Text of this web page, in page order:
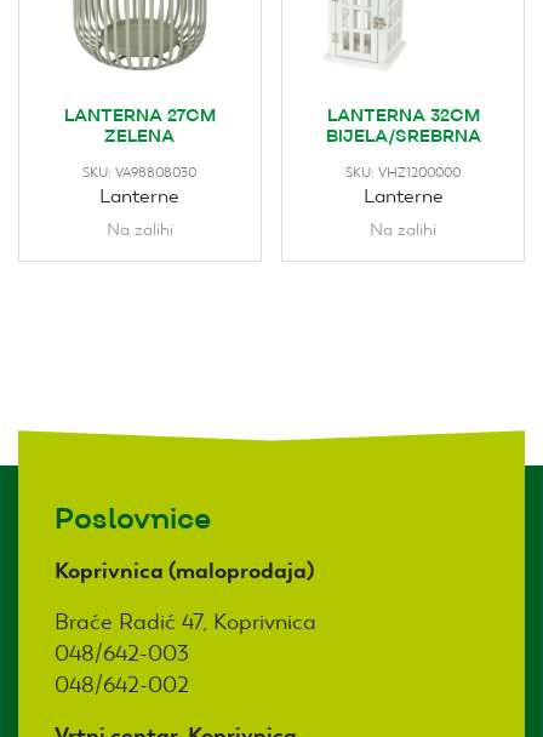
LANTERNA 27CM
ZELENA
SKU:VA98808030
Lanterne
Na zalihi
LANTERNA 32CM
BIJELA/SREBRNA
SKU:VHZ1200000
Lanterne
Na zalihi
Poslovnice
Koprivnica (maloprodaja)
Braće Radić 47, Koprivnica
048/642-003
048/642-002